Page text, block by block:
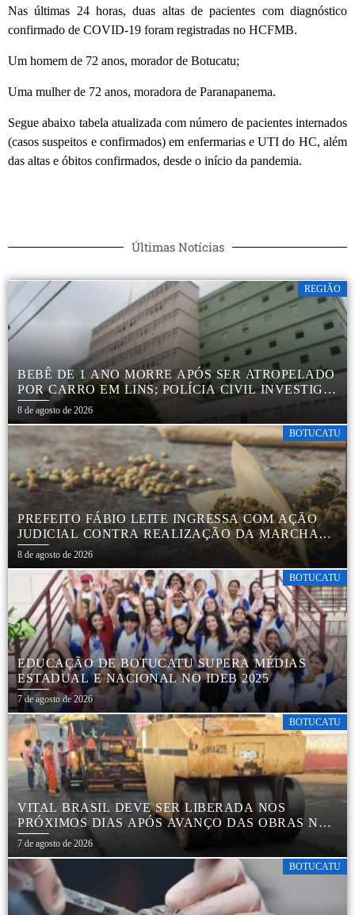
Nas últimas 24 horas, duas altas de pacientes com diagnóstico
confirmado de COVID-19 foram registradas no HCFMB.
Um homem de 72 anos, morador de Botucatu;
Uma mulher de 72 anos, moradora de Paranapanema.
Segue abaixo tabela atualizada com número de pacientes internados
(casos suspeitos e confirmados) em enfermarias e UTI do HC, além
das altas e óbitos confirmados, desde o início da pandemia.
Últimas Notícias
REGIÃO
BEBÊ DE 1 ANO MORRE APÓS SER ATROPELADO
POR CARRO EM LINS; POLÍCIA CIVIL INVESTIGA
ACIDENTE
8 de agosto de 2026
BOTUCATU
PREFEITO FÁBIO LEITE INGRESSA COM AÇÃO
JUDICIAL CONTRA REALIZAÇÃO DA MARCHA
DA MACONHA EM BOTUCATU
8 de agosto de 2026
BOTUCATU
EDUCAÇÃO DE BOTUCATU SUPERA MÉDIAS
ESTADUAL E NACIONAL NO IDEB 2025
7 de agosto de 2026
BOTUCATU
VITAL BRASIL DEVE SER LIBERADA NOS
PRÓXIMOS DIAS APÓS AVANÇO DAS OBRAS NA
REGIÃO DA RODOVIÁRIA
7 de agosto de 2026
BOTUCATU